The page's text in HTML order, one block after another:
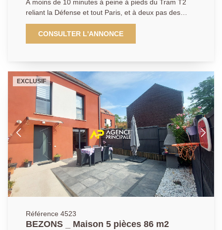
volumes proposés par cette magnifique demeure.
Coup de coeur assuré Pour de plus amples
visite.
À moins de 10 minutes à peine à pieds du Tram T2
reliant la Défense et tout Paris, et à deux pas des
écoles, infrastructures sportives et du nouveau centre
commercial à ciel ouvert, l'Agence Principale a le
plaisir de vous proposer en Exclusivité ce grand
réaliser votre projet de construction de maison
familiale au sein de ce secteur pavillonnaire calme et
préservé tout en profitant d'une proximité directe des
liaisons et transports.
CONSULTER L'ANNONCE
EXCLUSIF
Référence 4523
BEZONS _ Maison 5 pièces 86 m2